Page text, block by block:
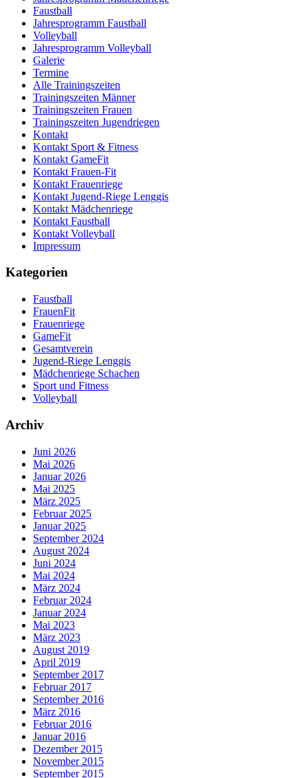
Faustball
Jahresprogramm Faustball
Volleyball
Jahresprogramm Volleyball
Galerie
Termine
Alle Trainingszeiten
Trainingszeiten Männer
Trainingszeiten Frauen
Trainingszeiten Jugendriegen
Kontakt
Kontakt Sport & Fitness
Kontakt GameFit
Kontakt Frauen-Fit
Kontakt Frauenriege
Kontakt Jugend-Riege Lenggis
Kontakt Mädchenriege
Kontakt Faustball
Kontakt Volleyball
Impressum
Kategorien
Faustball
FrauenFit
Frauenriege
GameFit
Gesamtverein
Jugend-Riege Lenggis
Mädchenriege Schachen
Sport und Fitness
Volleyball
Archiv
Juni 2026
Mai 2026
Januar 2026
Mai 2025
März 2025
Februar 2025
Januar 2025
September 2024
August 2024
Juni 2024
Mai 2024
März 2024
Februar 2024
Januar 2024
Mai 2023
März 2023
August 2019
April 2019
September 2017
Februar 2017
September 2016
März 2016
Februar 2016
Januar 2016
Dezember 2015
November 2015
September 2015